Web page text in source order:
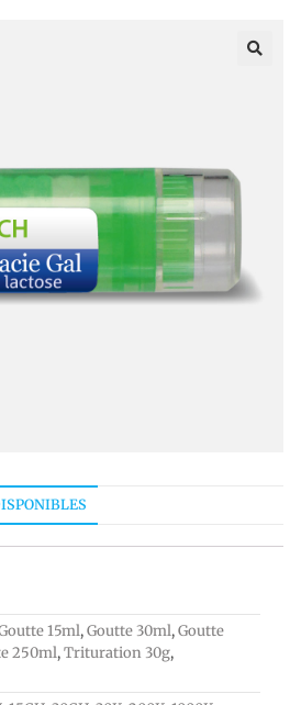
15ml,Goutte 30ml,Goutte
250ml,Trituration 30g,